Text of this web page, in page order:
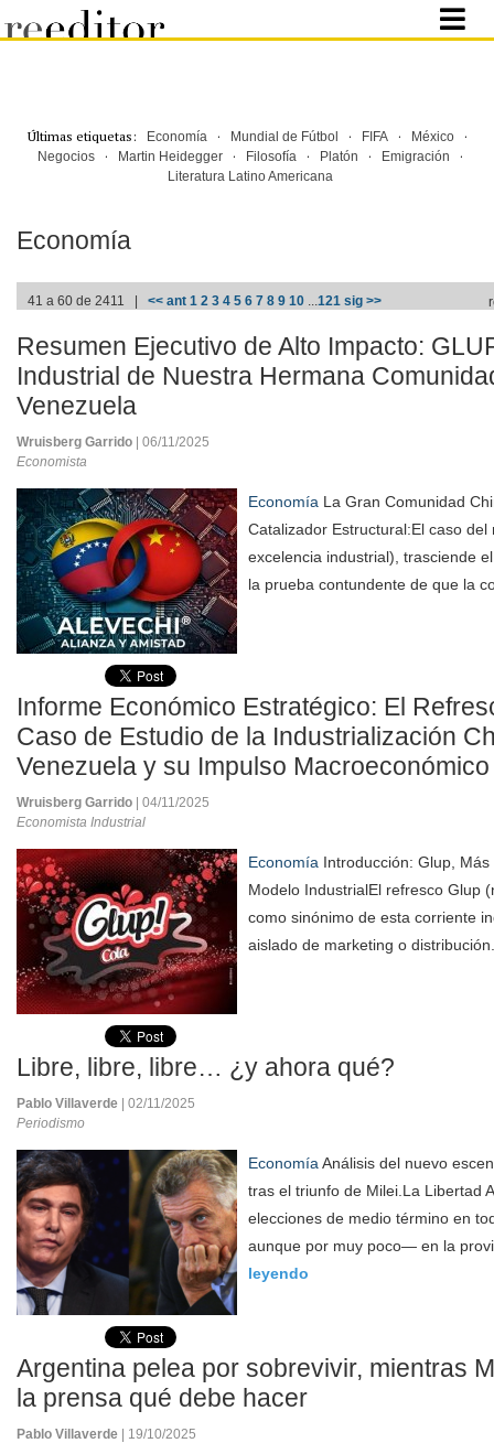
Últimas etiquetas: Economía· Mundial de Fútbol · FIFA· México·
Negocios · Martin Heidegger · Filosofía · Platón · Emigración ·
Literatura Latino Americana
Economía
41 a 60 de 2411 | << ant 1 2 3 4 5 6 7 8 9 10 ...121 sig >>
Resumen Ejecutivo de Alto Impacto:
Industrial de Nuestra Hermana
Venezuela
Wruisberg Garrido
| 06/11/2025
Economista
Economía La Gran Comunidad
Catalizador Estructural:El caso
excelencia industrial), trasciende
la prueba contundente de que la
Informe Económico Estratégico: El
Caso de Estudio de la Industrialización
Venezuela y su Impulso
Wruisberg Garrido
| 04/11/2025
Economista Industrial
Economía Introducción: Glup,
Modelo Industrial​El refresco Glup
como sinónimo de esta corriente
aislado de marketing o
Libre, libre, libre… ¿y ahora qué?
Pablo Villaverde
| 02/11/2025
Periodismo
Economía Análisis del nuevo
tras el triunfo de Milei.La Libertad
elecciones de medio término en
aunque por muy poco— en la
leyendo
Argentina pelea por sobrevivir, mientras
la prensa qué debe hacer
Pablo Villaverde
| 19/10/2025